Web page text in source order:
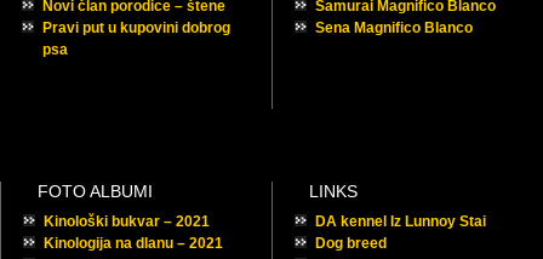
Novi član porodice – štene
Pravi put u kupovini dobrog
psa
Samurai Magnifico Blanco
Sena Magnifico Blanco
FOTO ALBUMI
Kinološki bukvar – 2021
Kinologija na dlanu – 2021
LINKS
DA kennel Iz Lunnoy Stai
Dog breed